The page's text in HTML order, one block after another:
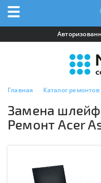
Главная Каталог ремонтов
Замена
Ремонт Acer